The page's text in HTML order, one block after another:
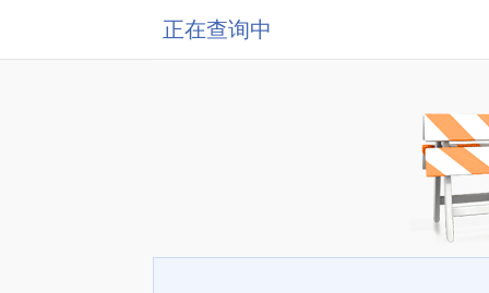
正在查询中